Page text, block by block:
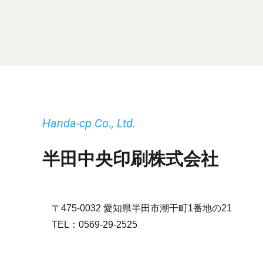
半田中央印刷株式会社
Handa-cp Co., Ltd.
〒475-0032 愛知県半田市潮干町1番地の21
TEL： 0569-29-2525